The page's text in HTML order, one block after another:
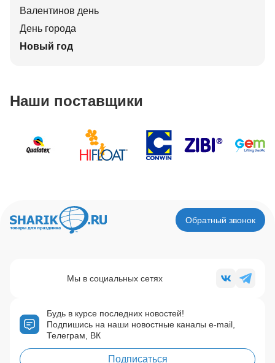
Валентинов день
День города
Новый год
Наши поставщики
Обратный звонок
Будь в курсе последних новостей!
Подпишись на наши новостные каналы e-mail,
Телеграм, ВК
Подписаться
Мы в социальных сетях